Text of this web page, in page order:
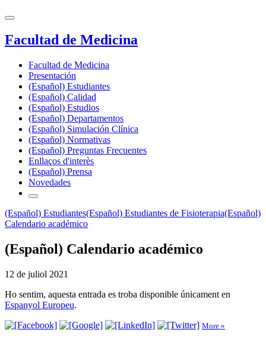
Facultad de Medicina
Facultad de Medicina
Presentación
(Español) Estudiantes
(Español) Calidad
(Español) Estudios
(Español) Departamentos
(Español) Simulación Clínica
(Español) Normativas
(Español) Preguntas Frecuentes
Enllaços d'interès
(Español) Prensa
Novedades
(Español) Estudiantes(Español) Estudiantes de Fisioterapia(Español)
Calendario académico
(Español) Calendario académico
12 de juliol 2021
Ho sentim, aquesta entrada es troba disponible únicament en
Espanyol Europeu.
More »